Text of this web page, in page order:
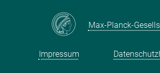
Max-Planck-
Impressum